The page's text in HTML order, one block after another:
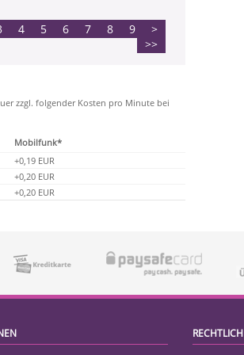
4 5 6 7 8 9
>
>>
zzgl. folgender Kosten pro Minute bei
Mobilfunk*
+0,19 EUR
+0,20 EUR
+0,20 EUR